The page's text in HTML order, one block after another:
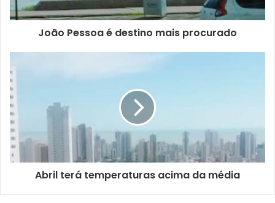
e
e
e
m
a
i
l
João Pessoa é destino mais procurado
Abril terá temperaturas acima da média